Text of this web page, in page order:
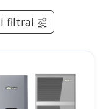
filtrai